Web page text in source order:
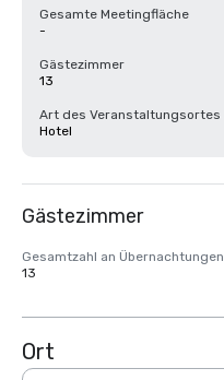
Gesamte Meetingfläche
-
Gästezimmer
13
Art des Veranstaltungsortes
Hotel
Gästezimmer
Gesamtzahl an Übernachtungen
13
Ort